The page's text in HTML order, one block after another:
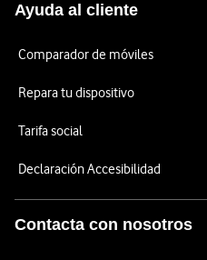
Ayuda al cliente
Comparador de móviles
Repara tu dispositivo
Tarifa social
Declaración Accesibilidad
Contacta con nosotros